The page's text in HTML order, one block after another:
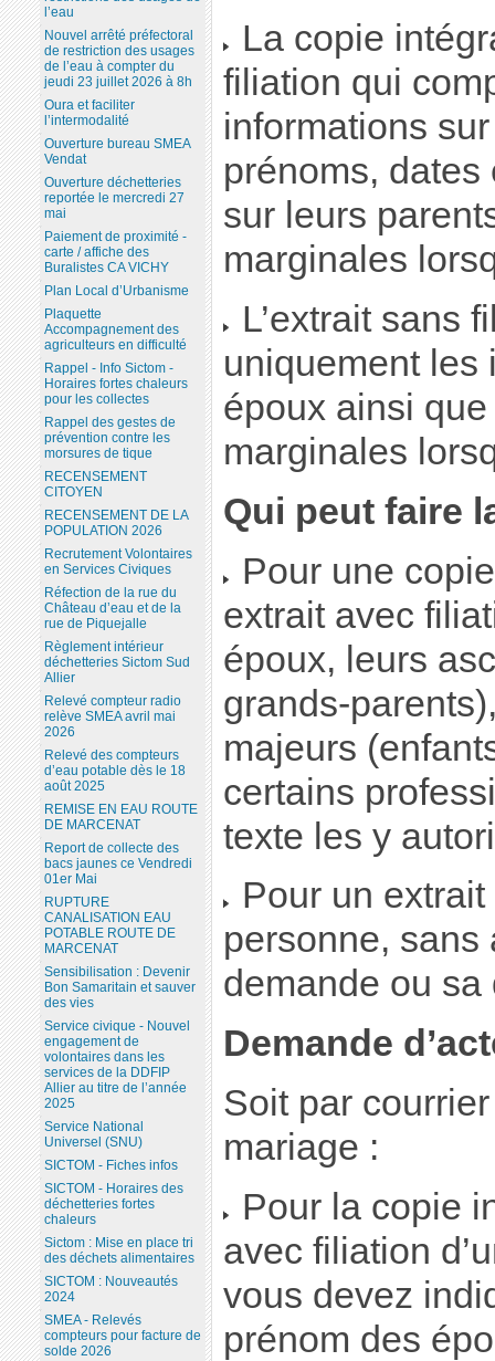
La copie
filiation qui
informations
prénoms,
sur leurs
marginales
L’extrait sans
uniquement les
époux ainsi
marginales
Qui peut faire
Pour une
extrait avec
époux, leurs
grands-
majeurs
certains
texte les y
Pour un
personne, sans
demande ou sa
Demande
Soit par
mariage :
Pour la copie
avec filiation
vous devez
prénom des
l’eau
Nouvel arrêté préfectoral
de restriction des usages
de l’eau à compter du
jeudi 23 juillet 2026 à 8h
Oura et faciliter
l’intermodalité
Ouverture bureau SMEA
Vendat
Ouverture déchetteries
reportée le mercredi 27
mai
Paiement de proximité -
carte / affiche des
Buralistes CA VICHY
Plan Local d’Urbanisme
Plaquette
Accompagnement des
agriculteurs en difficulté
Rappel - Info Sictom -
Horaires fortes chaleurs
pour les collectes
Rappel des gestes de
prévention contre les
morsures de tique
RECENSEMENT
CITOYEN
RECENSEMENT DE LA
POPULATION 2026
Recrutement Volontaires
en Services Civiques
Réfection de la rue du
Château d’eau et de la
rue de Piquejalle
Règlement intérieur
déchetteries Sictom Sud
Allier
Relevé compteur radio
relève SMEA avril mai
2026
Relevé des compteurs
d’eau potable dès le 18
août 2025
REMISE EN EAU ROUTE
DE MARCENAT
Report de collecte des
bacs jaunes ce Vendredi
01er Mai
RUPTURE
CANALISATION EAU
POTABLE ROUTE DE
MARCENAT
Sensibilisation : Devenir
Bon Samaritain et sauver
des vies
Service civique - Nouvel
engagement de
volontaires dans les
services de la DDFIP
Allier au titre de l’année
2025
Service National
Universel (SNU)
SICTOM - Fiches infos
SICTOM - Horaires des
déchetteries fortes
chaleurs
Sictom : Mise en place tri
des déchets alimentaires
SICTOM : Nouveautés
2024
SMEA - Relevés
compteurs pour facture de
solde 2026